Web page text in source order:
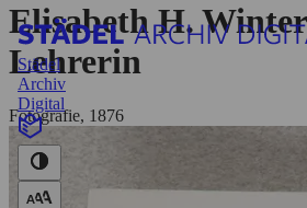
Städel
Archiv
Digital
Elisabeth H.
Lehrerin
Fotografie, 1876